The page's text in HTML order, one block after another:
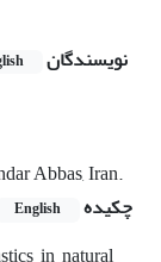
نویسندگان
Abbas, Iran.
چکیده
English